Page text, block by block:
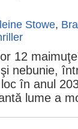
Stowe,
12
nebunie,
în anul
lume a